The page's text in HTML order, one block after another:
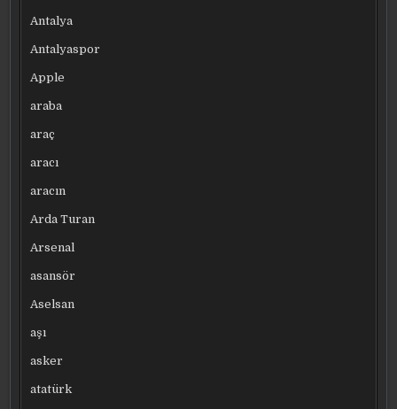
Antalya
Antalyaspor
Apple
araba
araç
aracı
aracın
Arda Turan
Arsenal
asansör
Aselsan
aşı
asker
atatürk